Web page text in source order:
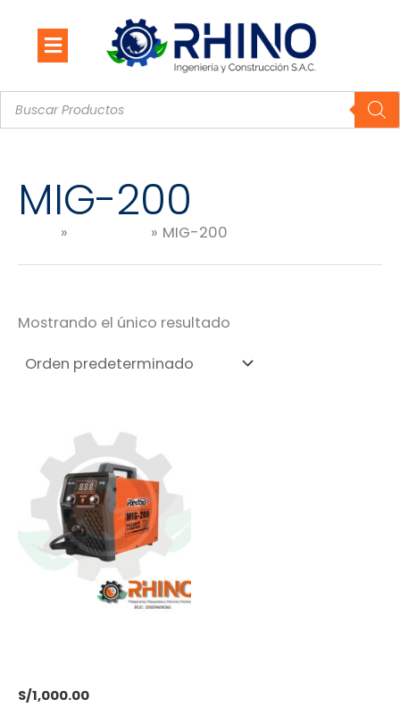
contenido
Búsqueda
de
productos
MIG-200
MIG-200
Mostrando el único resultado
S/1,000.00